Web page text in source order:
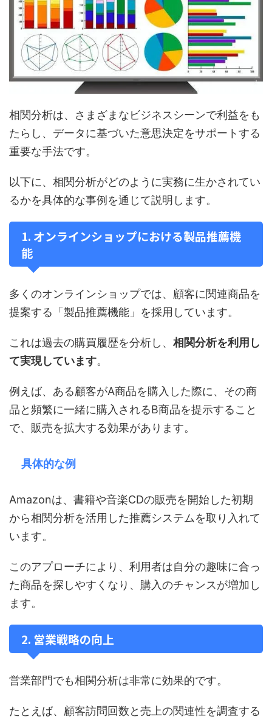
相関分析は、さまざまなビジネスシーンで利益をも
たらし、データに基づいた意思決定をサポートする
重要な手法です。
以下に、相関分析がどのように実務に生かされてい
るかを具体的な事例を通じて説明します。
1. オンラインショップにおける製品推薦機
能
多くのオンラインショップでは、顧客に関連商品を
提案する「製品推薦機能」を採用しています。
これは過去の購買履歴を分析し、 相関分析を利用し
て実現しています。
例えば、ある顧客がA商品を購入した際に、その商
品と頻繁に一緒に購入されるB商品を提示すること
で、販売を拡大する効果があります。
具体的な例
Amazonは、書籍や音楽CDの販売を開始した初期
から相関分析を活用した推薦システムを取り入れて
います。
このアプローチにより、利用者は自分の趣味に合っ
た商品を探しやすくなり、購入のチャンスが増加し
ます。
2. 営業戦略の向上
営業部門でも相関分析は非常に効果的です。
たとえば、顧客訪問回数と売上の関連性を調査する